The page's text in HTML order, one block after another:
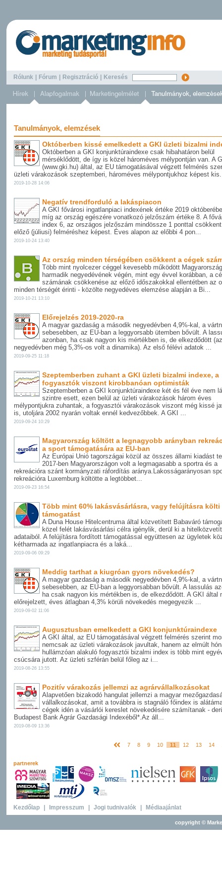
Rólunk Fórum Regisztráció Keresés
Tanulmányok, elemzések
Októberben kissé emelkedett a GKI üzleti bizalmi
Októberben a GKI konjunktúraindexe csak hibahatáron belül
mérséklődött, de így is közel hároméves mélypontján van. A
(www.gki.hu) által, az EU támogatásával végzett felmérés
üzleti várakozások szeptemberi, hároméves mélypontjukhoz képest
2019-10-28 14:06
Negatív trendforduló a lakáspiacon
A GKI fővárosi ingatlanpiaci indexének értéke 2019
míg az ország egészére vonatkozó jelzőszám értéke 8. A
index 6, az országos jelzőszám mindössze 1 ponttal
előző (júliusi) felméréshez képest. Éves alapon az előbbi 4 pon...
2019-10-24 13:40
Az ország minden térségében csökkent a cégek
Több mint nyolcezer céggel kevesebb működött
harmadik negyedévének végén, mint egy évvel korábban, a
számának csökkenése az előző időszakokkal ellentétben az
minden térségét érinti - közölte negyedéves elemzése alapján a Bi...
2019-10-21 13:10
Előrejelzés 2019-2020-ra
A magyar gazdaság a második negyedévben 4,9%-kal, a
sebesebben, az EU-ban a leggyorsabb ütemben bővült. A
azonban, ha csak nagyon kis mértékben is, de elkezdődött
negyedévben még 5,3%-os volt a dinamika). Az első félévi adatok ...
2019-09-25 11:18
Szeptemberben zuhant a GKI üzleti bizalmi indexe, a
fogyasztók viszont kirobbanóan optimisták
Szeptemberben a GKI konjunktúraindexe két és fél éve nem
szintre esett, ezen belül az üzleti várakozások három éves
mélypontjukra zuhantak, a fogyasztói várakozások viszont még kissé
is, utoljára 2002 nyarán voltak ennél kedvezőbbek. A GKI ...
2019-09-24 10:29
Magyarország költött a legnagyobb arányban
a sport támogatására az EU-ban
Az Európai Unió tagországai közül az összes állami kiadást
2017-ben Magyarországon volt a legmagasabb a sportra és a
rekreációra szánt kormányzati ráfordítás aránya.Lakosságarányosan
rekreációra Luxemburg költötte a legtöbbet...
2019-09-23 16:54
Több mint 60% lakásvásárlásra, vagy felújításra költi
támogatást
A Duna House Hitelcentruma által közvetített Babaváró
közel felét lakásvásárlási célra igénylik, derül ki a
adataiból. A felújításra fordított támogatással együttesen az ügyletek
kétharmada az ingatlanpiacra és a laká...
2019-09-06 09:29
Meddig tarthat a kiugróan gyors növekedés?
A magyar gazdaság a második negyedévben 4,9%-kal, a
sebesebben, az EU-ban a leggyorsabban bővült. A lassulás
ha csak nagyon kis mértékben is, de elkezdődött. A GKI által
előrejelzett, éves átlagban 4,3% körüli növekedés megegyezik ...
2019-09-02 11:06
Augusztusban emelkedett a GKI konjunktúraindexe
A GKI által, az EU támogatásával végzett felmérés szerint
nemcsak az üzleti várakozások javultak, hanem az elmúlt
hullámzóan alakuló fogyasztói bizalmi index is több mint
csúcsára jutott. Az üzleti szférán belül főleg az i...
2019-08-26 13:55
Pozitív várakozás jellemzi az agrárvállalkozásokat
Alapvetően bizakodó hangulat jellemzi a magyar
vállalkozásokat, amit a továbbra is stagnáló főindex is
cégek idén a vásárlói kereslet növekedésére számítanak -
Budapest Bank Agrár Gazdasági Indexéből*.Az áll...
2019-08-09 13:36
7 8 9 10 11 12 13 14
partnerek
Kezdőlap Impresszum Jogi tudnivalók Médiaajánlat
copyright ©